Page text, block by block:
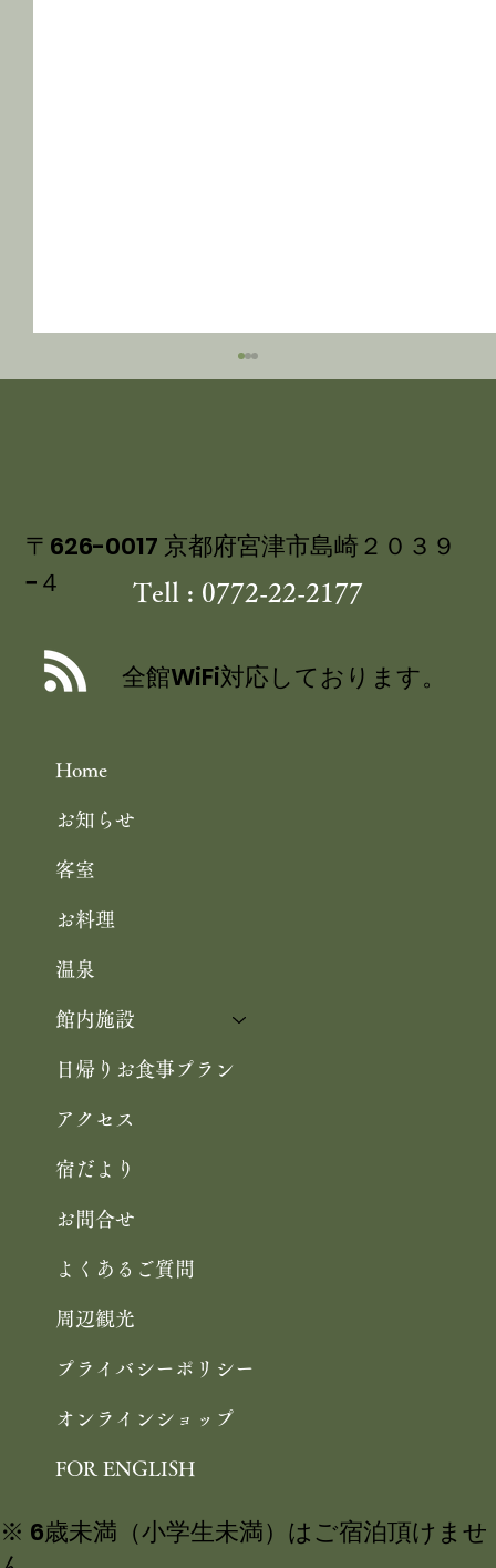
／舞鶴引揚記念館 企画展「ウズベキス
Home
お知らせ
客室
お料理
温泉
館内施設
日帰りお食事プラン
アクセス
宿だより
お問合せ
よくあるご質問
周辺観光
プライバシーポリシー
オンラインショップ
FOR ENGLISH
〒626-0017 京都府宮津市島崎２０３９
−４
Tell : 0772-22-2177
全館WiFi対応しております。
※ 6歳未満（小学生未満）はご宿泊頂けませ